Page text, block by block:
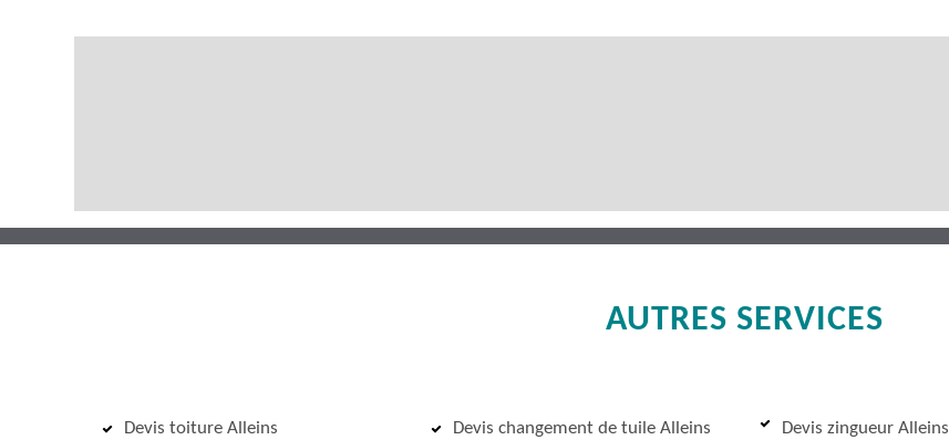
AUTRES SERVICES
Devis toiture Alleins Devis changement de tuile Alleins Devis zingueur Alleins